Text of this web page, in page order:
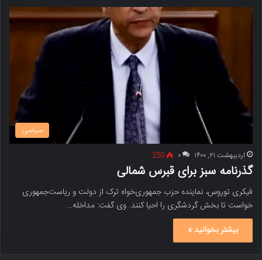
سیاسی
اردیبهشت ۲۱, ۱۴۰۰ ۰ 250
گذرنامه سبز برای قبرس شمالی
فیکری توروس، نماینده حزب جمهوری‌خواه ترک از دولت و ریاست‌جمهوری
خواست تا بخش گردشگری را احیا کنند. وی گفت: مداخله…
بیشتر بخوانید »